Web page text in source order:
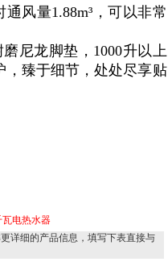
风量1.88m³，可以非常
尼龙脚垫，1000升以上
，臻于细节，处处尽享贴
瓦电热水器
详细的产品信息，填写下表直接与